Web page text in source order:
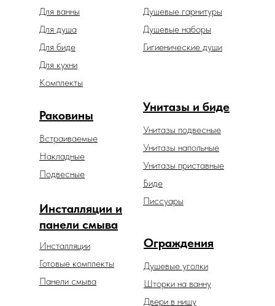
Душевые гарнитуры
Гигиенические души
Душевые наборы
Унитазы и биде
Унитазы подвесные
Унитазы напольные
Унитазы приставные
Раковины
Встраиваемые
Накладные
Подвесные
Для биде
Для ванны
Для душа
Для кухни
Ограждения
Душевые уголки
Шторки на ванну
Двери в нишу
Биде
Инсталляции и
панели смыва
Инсталляции
Готовые комплекты
Панели смыва
Комплекты
Писсуары